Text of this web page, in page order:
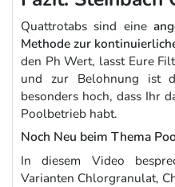
Quattrotabs sind eine
Methode zur
den Ph Wert, lasst Eure
und zur Belohnung ist
besonders hoch, dass Ihr
Poolbetrieb habt.
Noch Neu beim Thema
In diesem Video
Varianten Chlorgranulat,